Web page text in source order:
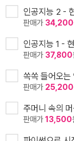
인공지능 2 -
판매가 34,200
인공지능 1 -
판매가 37,800
쏙쏙 들어오는
판매가 25,200
주머니 속의
판매가13,500